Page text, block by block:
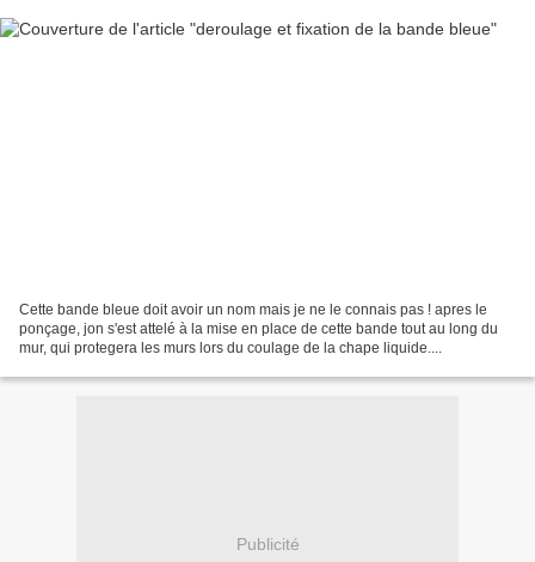
Cette bande bleue doit avoir un nom mais je ne le connais pas ! apres le
ponçage, jon s'est attelé à la mise en place de cette bande tout au long du
mur, qui protegera les murs lors du coulage de la chape liquide....
Publicité